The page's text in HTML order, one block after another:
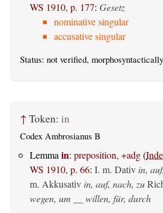
WS 1910, p. 177: Gesetz
nominative singular
accusative singular
Status: not verified, morphosyntactically
↑ Token: in
Codex Ambrosianus B
Lemma in: preposition, +adg(
WS 1910, p. 66: I. m. Dativ in,
m. Akkusativ in, auf, nach, zu
wegen, um __ willen, für, durch